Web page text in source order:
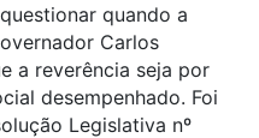
quando a
Carlos
a reverência seja por
desempenhado. Foi
Legislativa nº